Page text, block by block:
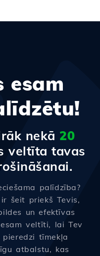
esam
nekā 20
veltīta tavas
palīdzība?
šeit priekš Tevis,
un efektīvas
veltīti, lai Tev
tīmekļa
atbalstu, kas